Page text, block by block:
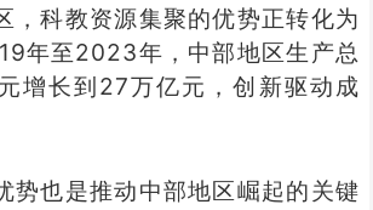
，科教资源集聚的优势正转化为
年至2023年，中部地区生产总
增长到27万亿元，创新驱动成
势也是推动中部地区崛起的关键